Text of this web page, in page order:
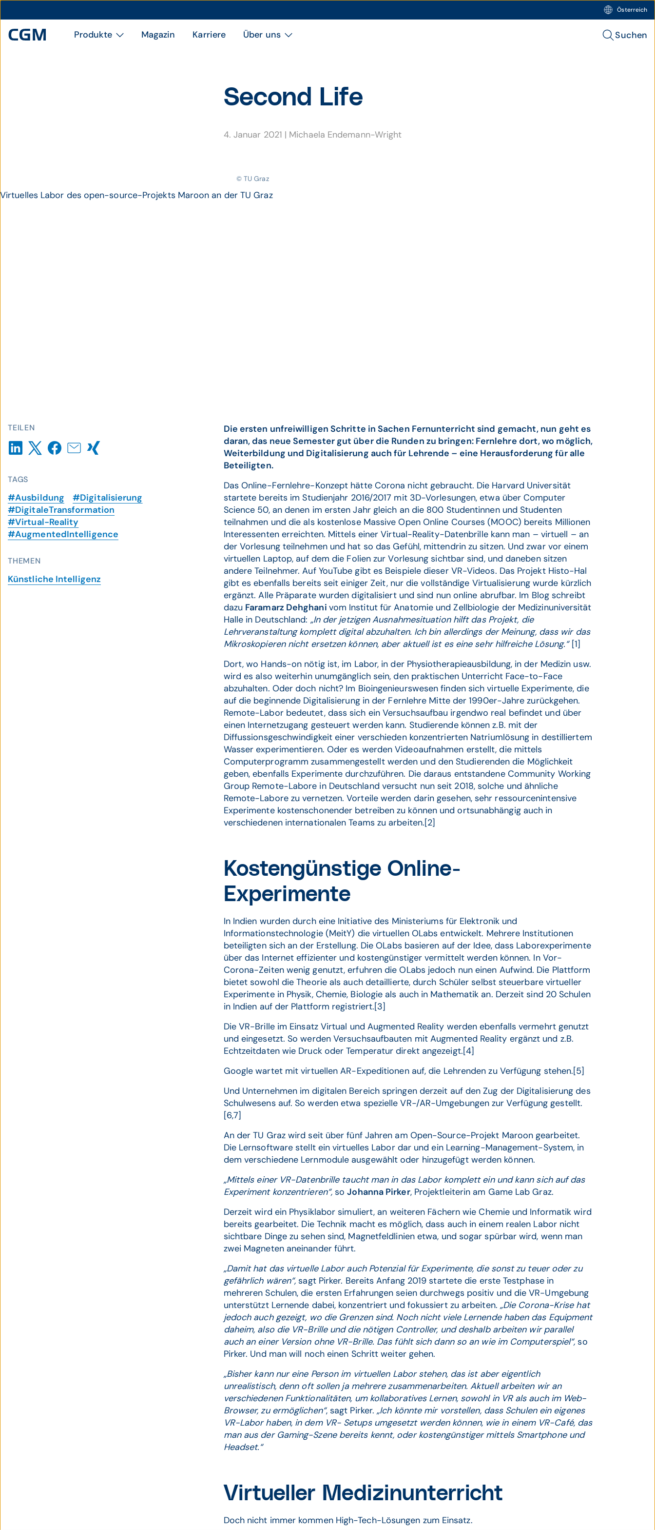
Österreich
Produkte Magazin Karriere Über uns Suchen
Second Life
4. Januar 2021 | Michaela Endemann-Wright
© TU Graz
Virtuelles Labor des open-source-Projekts Maroon an der TU Graz
TEILEN
TAGS
#Ausbildung
#Digitalisierung
#DigitaleTransformation
#Virtual-Reality
#AugmentedIntelligence
THEMEN
Künstliche Intelligenz
Die ersten unfreiwilligen Schritte in Sachen Fernunterricht sind gemacht, nun geht es
daran, das neue Semester gut über die Runden zu bringen: Fernlehre dort, wo möglich,
Weiterbildung und Digitalisierung auch für Lehrende – eine Herausforderung für alle
Beteiligten.
Das Online-Fernlehre-Konzept hätte Corona nicht gebraucht. Die Harvard Universität
startete bereits im Studienjahr 2016/2017 mit 3D-Vorlesungen, etwa über Computer
Science 50, an denen im ersten Jahr gleich an die 800 Studentinnen und Studenten
teilnahmen und die als kostenlose Massive Open Online Courses (MOOC) bereits Millionen
Interessenten erreichten. Mittels einer Virtual-Reality-Datenbrille kann man – virtuell – an
der Vorlesung teilnehmen und hat so das Gefühl, mittendrin zu sitzen. Und zwar vor einem
virtuellen Laptop, auf dem die Folien zur Vorlesung sichtbar sind, und daneben sitzen
andere Teilnehmer. Auf YouTube gibt es Beispiele dieser VR-Videos. Das Projekt Histo-Hal
gibt es ebenfalls bereits seit einiger Zeit, nur die vollständige Virtualisierung wurde kürzlich
ergänzt. Alle Präparate wurden digitalisiert und sind nun online abrufbar. Im Blog schreibt
dazu Faramarz Dehghani vom Institut für Anatomie und Zellbiologie der Medizinuniversität
Halle in Deutschland: „In der jetzigen Ausnahmesituation hilft das Projekt, die
Lehrveranstaltung komplett digital abzuhalten. Ich bin allerdings der Meinung, dass wir das
Mikroskopieren nicht ersetzen können, aber aktuell ist es eine sehr hilfreiche Lösung.“[1]
Dort, wo Hands-on nötig ist, im Labor, in der Physiotherapieausbildung, in der Medizin usw.
wird es also weiterhin unumgänglich sein, den praktischen Unterricht Face-to-Face
abzuhalten. Oder doch nicht? Im Bioingenieurswesen finden sich virtuelle Experimente, die
auf die beginnende Digitalisierung in der Fernlehre Mitte der 1990er-Jahre zurückgehen.
Remote-Labor bedeutet, dass sich ein Versuchsaufbau irgendwo real befindet und über
einen Internetzugang gesteuert werden kann. Studierende können z.B. mit der
Diffussionsgeschwindigkeit einer verschieden konzentrierten Natriumlösung in destilliertem
Wasser experimentieren. Oder es werden Videoaufnahmen erstellt, die mittels
Computerprogramm zusammengestellt werden und den Studierenden die Möglichkeit
geben, ebenfalls Experimente durchzuführen. Die daraus entstandene Community Working
Group Remote-Labore in Deutschland versucht nun seit 2018, solche und ähnliche
Remote-Labore zu vernetzen. Vorteile werden darin gesehen, sehr ressourcenintensive
Experimente kostenschonender betreiben zu können und ortsunabhängig auch in
verschiedenen internationalen Teams zu arbeiten.[2]
Kostengünstige Online-
Experimente
In Indien wurden durch eine Initiative des Ministeriums für Elektronik und
Informationstechnologie (MeitY) die virtuellen OLabs entwickelt. Mehrere Institutionen
beteiligten sich an der Erstellung. Die OLabs basieren auf der Idee, dass Laborexperimente
über das Internet effizienter und kostengünstiger vermittelt werden können. In Vor-
Corona-Zeiten wenig genutzt, erfuhren die OLabs jedoch nun einen Aufwind. Die Plattform
bietet sowohl die Theorie als auch detaillierte, durch Schüler selbst steuerbare virtueller
Experimente in Physik, Chemie, Biologie als auch in Mathematik an. Derzeit sind 20 Schulen
in Indien auf der Plattform registriert.[3]
Die VR-Brille im Einsatz Virtual und Augmented Reality werden ebenfalls vermehrt genutzt
und eingesetzt. So werden Versuchsaufbauten mit Augmented Reality ergänzt und z.B.
Echtzeitdaten wie Druck oder Temperatur direkt angezeigt.[4]
Google wartet mit virtuellen AR-Expeditionen auf, die Lehrenden zu Verfügung stehen.[5]
Und Unternehmen im digitalen Bereich springen derzeit auf den Zug der Digitalisierung des
Schulwesens auf. So werden etwa spezielle VR-/AR-Umgebungen zur Verfügung gestellt.
[6,7]
An der TU Graz wird seit über fünf Jahren am Open-Source-Projekt Maroon gearbeitet.
Die Lernsoftware stellt ein virtuelles Labor dar und ein Learning-Management-System, in
dem verschiedene Lernmodule ausgewählt oder hinzugefügt werden können.
„Mittels einer VR-Datenbrille taucht man in das Labor komplett ein und kann sich auf das
Experiment konzentrieren“, soJohanna Pirker, Projektleiterin am Game Lab Graz.
Derzeit wird ein Physiklabor simuliert, an weiteren Fächern wie Chemie und Informatik wird
bereits gearbeitet. Die Technik macht es möglich, dass auch in einem realen Labor nicht
sichtbare Dinge zu sehen sind, Magnetfeldlinien etwa, und sogar spürbar wird, wenn man
zwei Magneten aneinander führt.
„Damit hat das virtuelle Labor auch Potenzial für Experimente, die sonst zu teuer oder zu
gefährlich wären“, sagt Pirker. Bereits Anfang 2019 startete die erste Testphase in
mehreren Schulen, die ersten Erfahrungen seien durchwegs positiv und die VR-Umgebung
unterstützt Lernende dabei, konzentriert und fokussiert zu arbeiten. „Die Corona-Krise hat
jedoch auch gezeigt, wo die Grenzen sind. Noch nicht viele Lernende haben das Equipment
daheim, also die VR-Brille und die nötigen Controller, und deshalb arbeiten wir parallel
auch an einer Version ohne VR-Brille. Das fühlt sich dann so an wie im Computerspiel“, so
Pirker. Und man will noch einen Schritt weiter gehen.
„Bisher kann nur eine Person im virtuellen Labor stehen, das ist aber eigentlich
unrealistisch, denn oft sollen ja mehrere zusammenarbeiten. Aktuell arbeiten wir an
verschiedenen Funktionalitäten, um kollaboratives Lernen, sowohl in VR als auch im Web-
Browser, zu ermöglichen“, sagt Pirker.„Ich könnte mir vorstellen, dass Schulen ein eigenes
VR-Labor haben, in dem VR- Setups umgesetzt werden können, wie in einem VR-Café, das
man aus der Gaming-Szene bereits kennt, oder kostengünstiger mittels Smartphone und
Headset.“
Virtueller Medizinunterricht
Doch nicht immer kommen High-Tech-Lösungen zum Einsatz.